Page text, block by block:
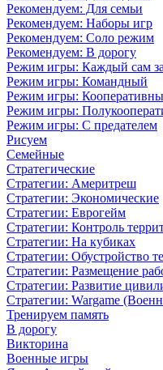
Рекомендуем: Для семьи
Рекомендуем: Наборы игр
Рекомендуем: Соло режим
Рекомендуем: В дорогу
Режим игры: Каждый сам
Режим игры: Командный
Режим игры:
Режим игры:
Режим игры: С предателем
Рисуем
Семейные
Стратегические
Стратегии: Америтреш
Стратегии: Экономические
Стратегии: Еврогейм
Стратегии: Контроль
Стратегии: На кубиках
Стратегии: Обустройство
Стратегии: Размещение
Стратегии: Развитие
Стратегии: Wargame
Тренируем память
В дорогу
Викторина
Военные игры